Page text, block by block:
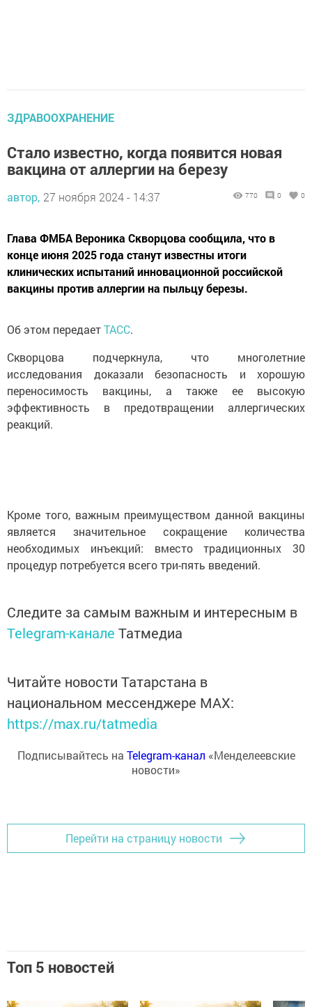
ЗДРАВООХРАНЕНИЕ
Стало известно, когда появится новая
вакцина от аллергии на березу
автор, 27 ноября 2024 - 14:37 770 0 0
Глава ФМБА Вероника Скворцова сообщила, что в
конце июня 2025 года станут известны итоги
клинических испытаний инновационной российской
вакцины против аллергии на пыльцу березы.
Об этом передаетТАСС.
Скворцова подчеркнула, что многолетние
исследования доказали безопасность и хорошую
переносимость вакцины, а также ее высокую
эффективность в предотвращении аллергических
реакций.
Кроме того, важным преимуществом данной вакцины
является значительное сокращение количества
необходимых инъекций: вместо традиционных 30
процедур потребуется всего три-пять введений.
Следите за самым важным и интересным в
Telegram-канале Татмедиа
Читайте новости Татарстана в
национальном мессенджере MАХ:
https://max.ru/tatmedia
Подписывайтесь на Telegram-канал «Менделеевские
новости»
Перейти на страницу новости
Топ 5 новостей